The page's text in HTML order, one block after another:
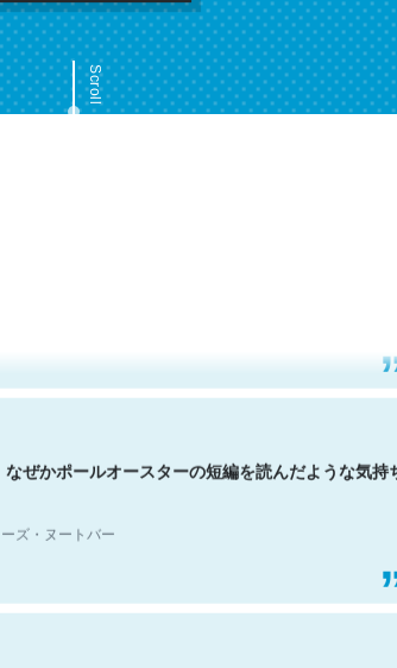
Scroll
だろうなと凄く思う。英語少しでも読める人は原文
Fucking Go. Then Covid hit. Shit.
ズ・ヌートバー
ぜかポールオースターの短編を読んだような気持ち
ズ・ヌートバー
だなあ